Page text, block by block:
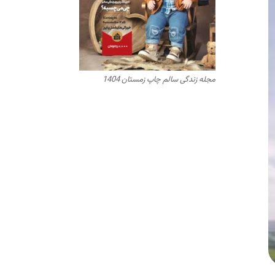
مجله زندگی سالم چاپ زمستان 1404